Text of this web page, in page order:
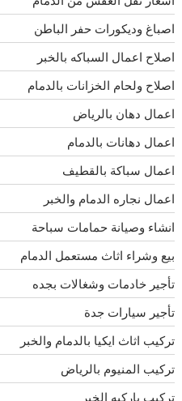
اصباغ وديكورات حفر الباطن
اصلاح اعمال السباكه بالخبر
اصلاح ولحام الخزانات بالدمام
اعمال دهان بالرياض
اعمال دهانات بالدمام
اعمال سباكة بالقطيف
اعمال نجاره الدمام والخبر
انشاء وصيانة حمامات سباحة
بيع وشراء اثاث مستعمل الدمام
تأجير خادمات وشغالات بجده
تأجير سيارات جدة
تركيب اثاث ايكيا بالدمام والخبر
تركيب المنيوم بالرياض
تركيب باركيه الخبر